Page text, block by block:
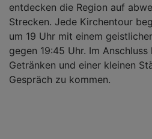
entdecken die Region auf
Strecken. Jede Kirchentour
um 19 Uhr mit einem
gegen 19:45 Uhr. Im
Getränken und einer kleinen
Gespräch zu kommen.